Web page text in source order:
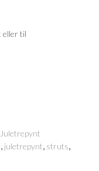
eller til
Juletrepynt
, juletrepynt, struts,